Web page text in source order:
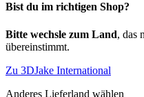
Bist du im richtigen Shop?
Bitte wechsle zum Land, das
übereinstimmt.
Zu 3DJake International
Anderes Lieferland wählen